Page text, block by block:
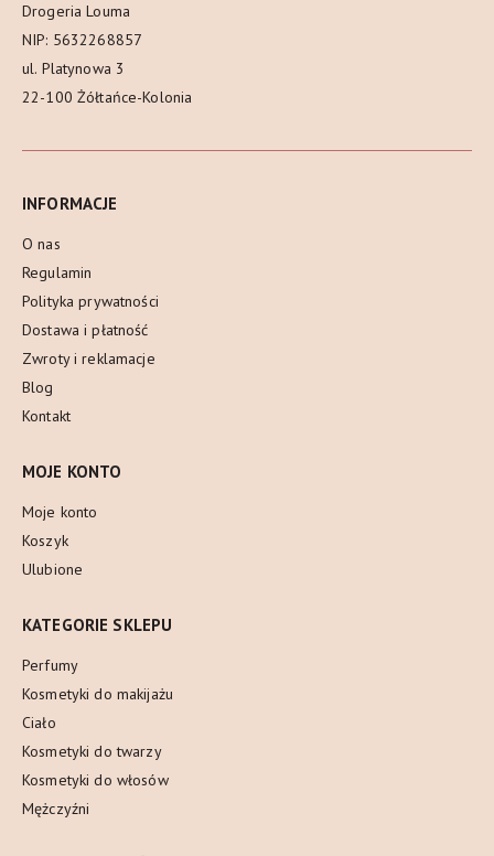
Drogeria Louma
NIP: 5632268857
ul. Platynowa 3
22-100 Żółtańce-Kolonia
INFORMACJE
O nas
Regulamin
Polityka prywatności
Dostawa i płatność
Zwroty i reklamacje
Blog
Kontakt
MOJE KONTO
Moje konto
Koszyk
Ulubione
KATEGORIE SKLEPU
Perfumy
Kosmetyki do makijażu
Ciało
Kosmetyki do twarzy
Kosmetyki do włosów
Mężczyźni